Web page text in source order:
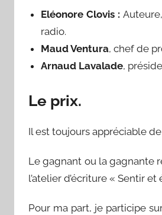
Eléonore Clovis :
radio.
Maud Ventura, chef de
Arnaud Lavalade,
Le prix.
Il est toujours appréciable
Le gagnant ou la gagnante
l’atelier d’écriture « Sentir
Pour ma part, je participe